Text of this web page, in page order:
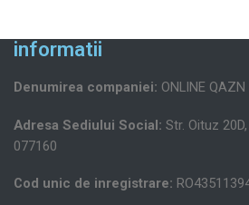
informatii
Denumirea companiei: ONLINE QAZN
Adresa Sediului Social: Str. Oituz
077160
Cod unic de inregistrare: